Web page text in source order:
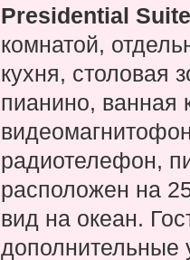
Presidential Suite
комнатой,
кухня, столовая
пианино, ванная
радиотелефон,
расположен на
вид на океан.
дополнительные